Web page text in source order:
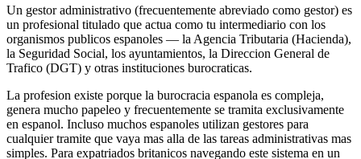
Un gestor administrativo (frecuentemente abreviado como gestor) es
un profesional titulado que actua como tu intermediario con los
organismos publicos espanoles — la Agencia Tributaria (Hacienda),
la Seguridad Social, los ayuntamientos, la Direccion General de
Trafico (DGT) y otras instituciones burocraticas.
La profesion existe porque la burocracia espanola es compleja,
genera mucho papeleo y frecuentemente se tramita exclusivamente
en espanol. Incluso muchos espanoles utilizan gestores para
cualquier tramite que vaya mas alla de las tareas administrativas mas
simples. Para expatriados britanicos navegando este sistema en un